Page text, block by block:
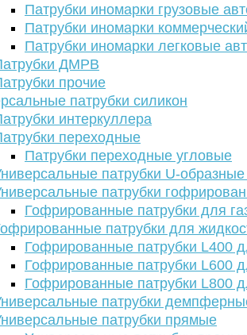
Патрубки иномарки грузовые
Патрубки иномарки
Патрубки иномарки легковые
ДМРВ
прочие
патрубки силикон
интеркуллера
переходные
Патрубки переходные угловые
патрубки U-
патрубки
Гофрированные патрубки для
патрубки для
Гофрированные патрубки L400
Гофрированные патрубки L600
Гофрированные патрубки L800
патрубки
патрубки прямые